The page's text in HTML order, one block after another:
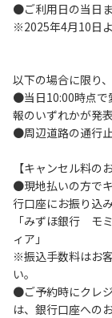
４．ゴミ（炭含
５．暴⼒団等反
６．不可抗⼒以
の物品を損傷、
ていただくこと
７．当キャンプ
８．⾞中で宿泊
さい。
９．レンタル品
【禁⽌事項】
１．花⽕（⼿持
２．地⾯への直
３．硬いボール
４．芝⽣をいた
●ご利用日の当日
※2025年4月10日
以下の場合に限り
●当日10:00時点で
報のいずれかが発
●周辺道路の通行
【キャンセル料の
●現地払いの方で
行口座にお振り込
「みずほ銀行 モ
ィア」
※振込手数料はお
い。
●ご予約時にクレ
は、銀行口座への